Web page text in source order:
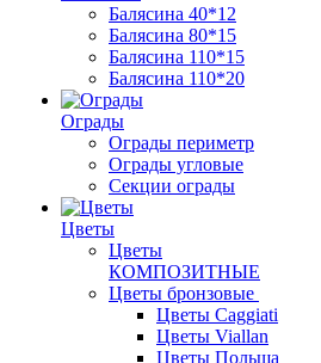
Балясина 40*12
Балясина 80*15
Балясина 110*15
Балясина 110*20
Ограды
Ограды периметр
Ограды угловые
Секции ограды
Цветы
Цветы
КОМПОЗИТНЫЕ
Цветы бронзовые
Цветы Caggiati
Цветы Viallan
Цветы Польша